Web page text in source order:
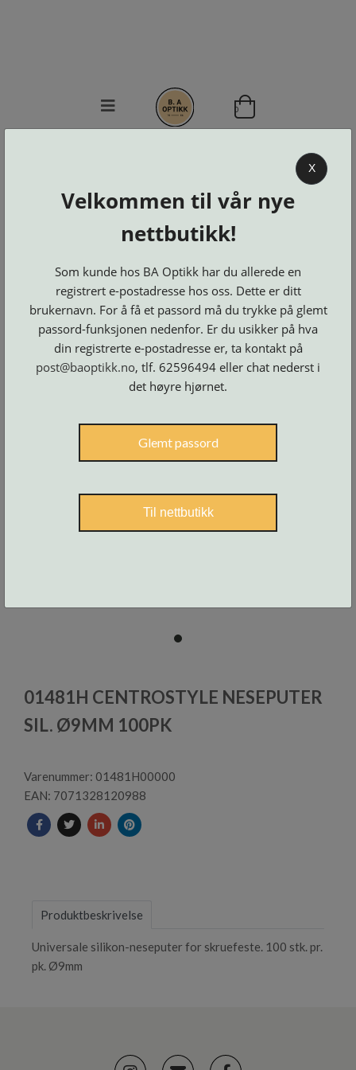
KONTAKT
BESTILL
LOGG INN
0
Brillerens
Brillesnorer
on
og
Suncover
Etuier
Innfatninger
Lesebriller
Luper
ogMaskiner
Microkluter
og
Skruer
Solbriller
Verktøy
og
tilbehør
item
of
1
01481H CENTROSTYLE NESEPUTER
SIL. Ø9MM 100PK
Varenummer: 01481H00000
EAN: 7071328120988
Produktbeskrivelse
Universale silikon-neseputer for skruefeste. 100 stk. pr.
pk. Ø9mm
X
Velkommen til vår nye
nettbutikk!
Som kunde hos BA Optikk har du allerede en
registrert e-postadresse hos oss. Dette er ditt
brukernavn. For å få et passord må du trykke på glemt
passord-funksjonen nedenfor. Er du usikker på hva
din registrerte e-postadresse er, ta kontakt på
post@baoptikk.no, tlf. 62596494 eller chat nederst i
det høyre hjørnet.
Glemt passord
Til nettbutikk